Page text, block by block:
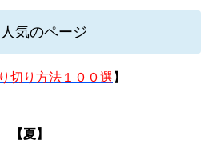
気のページ
切り方法１００選 】
【夏】